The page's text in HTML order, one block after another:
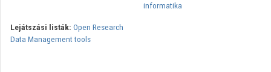
informatika
Lejátszási listák: Open Research
Data Management tools